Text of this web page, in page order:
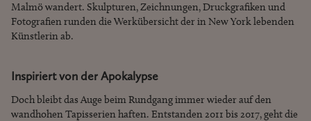
Malmö wandert. Skulpturen, Zeichnungen, Druckgrafiken und
Fotografien runden die Werkübersicht der in New York lebenden
Künstlerin ab.
Inspiriert von der Apokalypse
Doch bleibt das Auge beim Rundgang immer wieder auf den
wandhohen Tapisserien haften. Entstanden 2011 bis 2017, geht die